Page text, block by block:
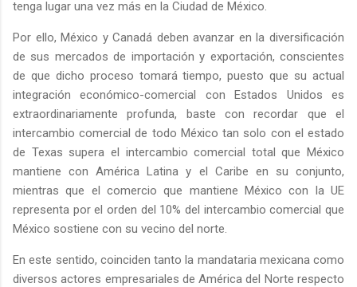
tenga lugar una vez más en la Ciudad de México.
Por ello, México y Canadá deben avanzar en la diversificación
de sus mercados de importación y exportación, conscientes
de que dicho proceso tomará tiempo, puesto que su actual
integración económico-comercial con Estados Unidos es
extraordinariamente profunda, baste con recordar que el
intercambio comercial de todo México tan solo con el estado
de Texas supera el intercambio comercial total que México
mantiene con América Latina y el Caribe en su conjunto,
mientras que el comercio que mantiene México con la UE
representa por el orden del 10% del intercambio comercial que
México sostiene con su vecino del norte.
En este sentido, coinciden tanto la mandataria mexicana como
diversos actores empresariales de América del Norte respecto